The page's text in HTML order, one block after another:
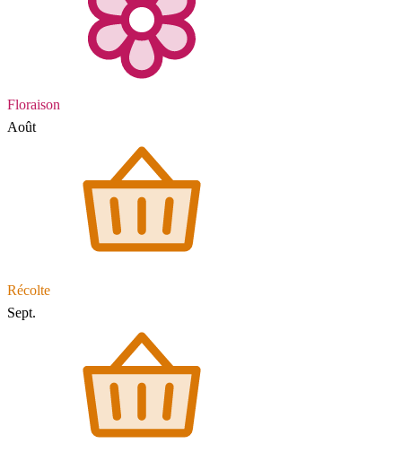
Floraison
Août
Récolte
Sept.